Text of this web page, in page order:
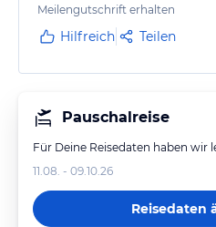
nicht zur Seite raus, nur zur
nichts sonst frei; das hatte
gesamten Poser der
Meilengutschrift erhalten
Hilfreich Teilen
Pauschalreise
Für Deine Reisedaten haben wir
11.08. - 09.10.26
Reisedaten